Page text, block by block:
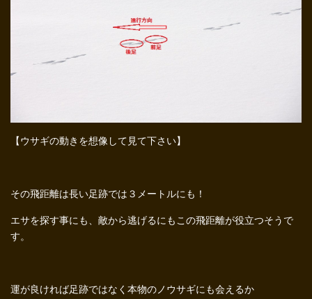
【ウサギの動きを想像して見て下さい】
その飛距離は長い足跡では３メートルにも！
エサを探す事にも、敵から逃げるにもこの飛距離が役立つそうで
す。
運が良ければ足跡ではなく本物のノウサギにも会えるか